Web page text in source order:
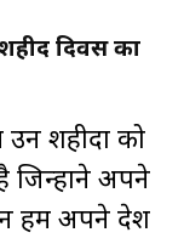
दिवस का
शहीदों को
जिन्होंने अपने
हमें अपने देश